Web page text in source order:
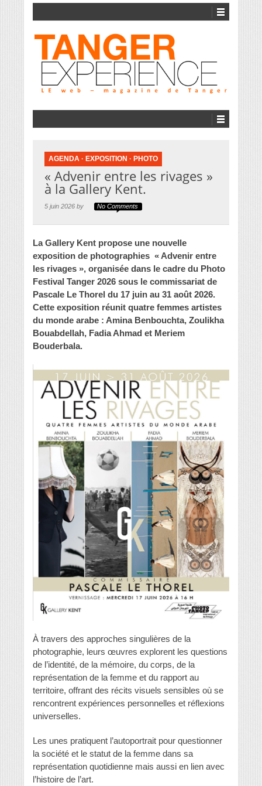
AGENDA · EXPOSITION · PHOTO
« Advenir entre les rivages »
à la Gallery Kent.
5 juin 2026 by No Comments
La Gallery Kent propose une nouvelle
exposition de photographies « Advenir entre
les rivages », organisée dans le cadre du Photo
Festival Tanger 2026 sous le commissariat de
Pascale Le Thorel du 17 juin au 31 août 2026.
Cette exposition réunit quatre femmes artistes
du monde arabe : Amina Benbouchta, Zoulikha
Bouabdellah, Fadia Ahmad et Meriem
Bouderbala.
À travers des approches singulières de la
photographie, leurs œuvres explorent les questions
de l’identité, de la mémoire, du corps, de la
représentation de la femme et du rapport au
territoire, offrant des récits visuels sensibles où se
rencontrent expériences personnelles et réflexions
universelles.
Les unes pratiquent l’autoportrait pour questionner
la société et le statut de la femme dans sa
représentation quotidienne mais aussi en lien avec
l’histoire de l’art.